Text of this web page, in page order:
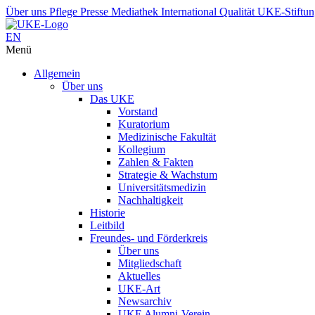
Über uns Pflege Presse Mediathek International Qualität UKE-
EN
Menü
Allgemein
Über uns
Das UKE
Vorstand
Kuratorium
Medizinische Fakultät
Kollegium
Zahlen & Fakten
Strategie & Wachstum
Universitätsmedizin
Nachhaltigkeit
Historie
Leitbild
Freundes- und Förderkreis
Über uns
Mitgliedschaft
Aktuelles
UKE-Art
Newsarchiv